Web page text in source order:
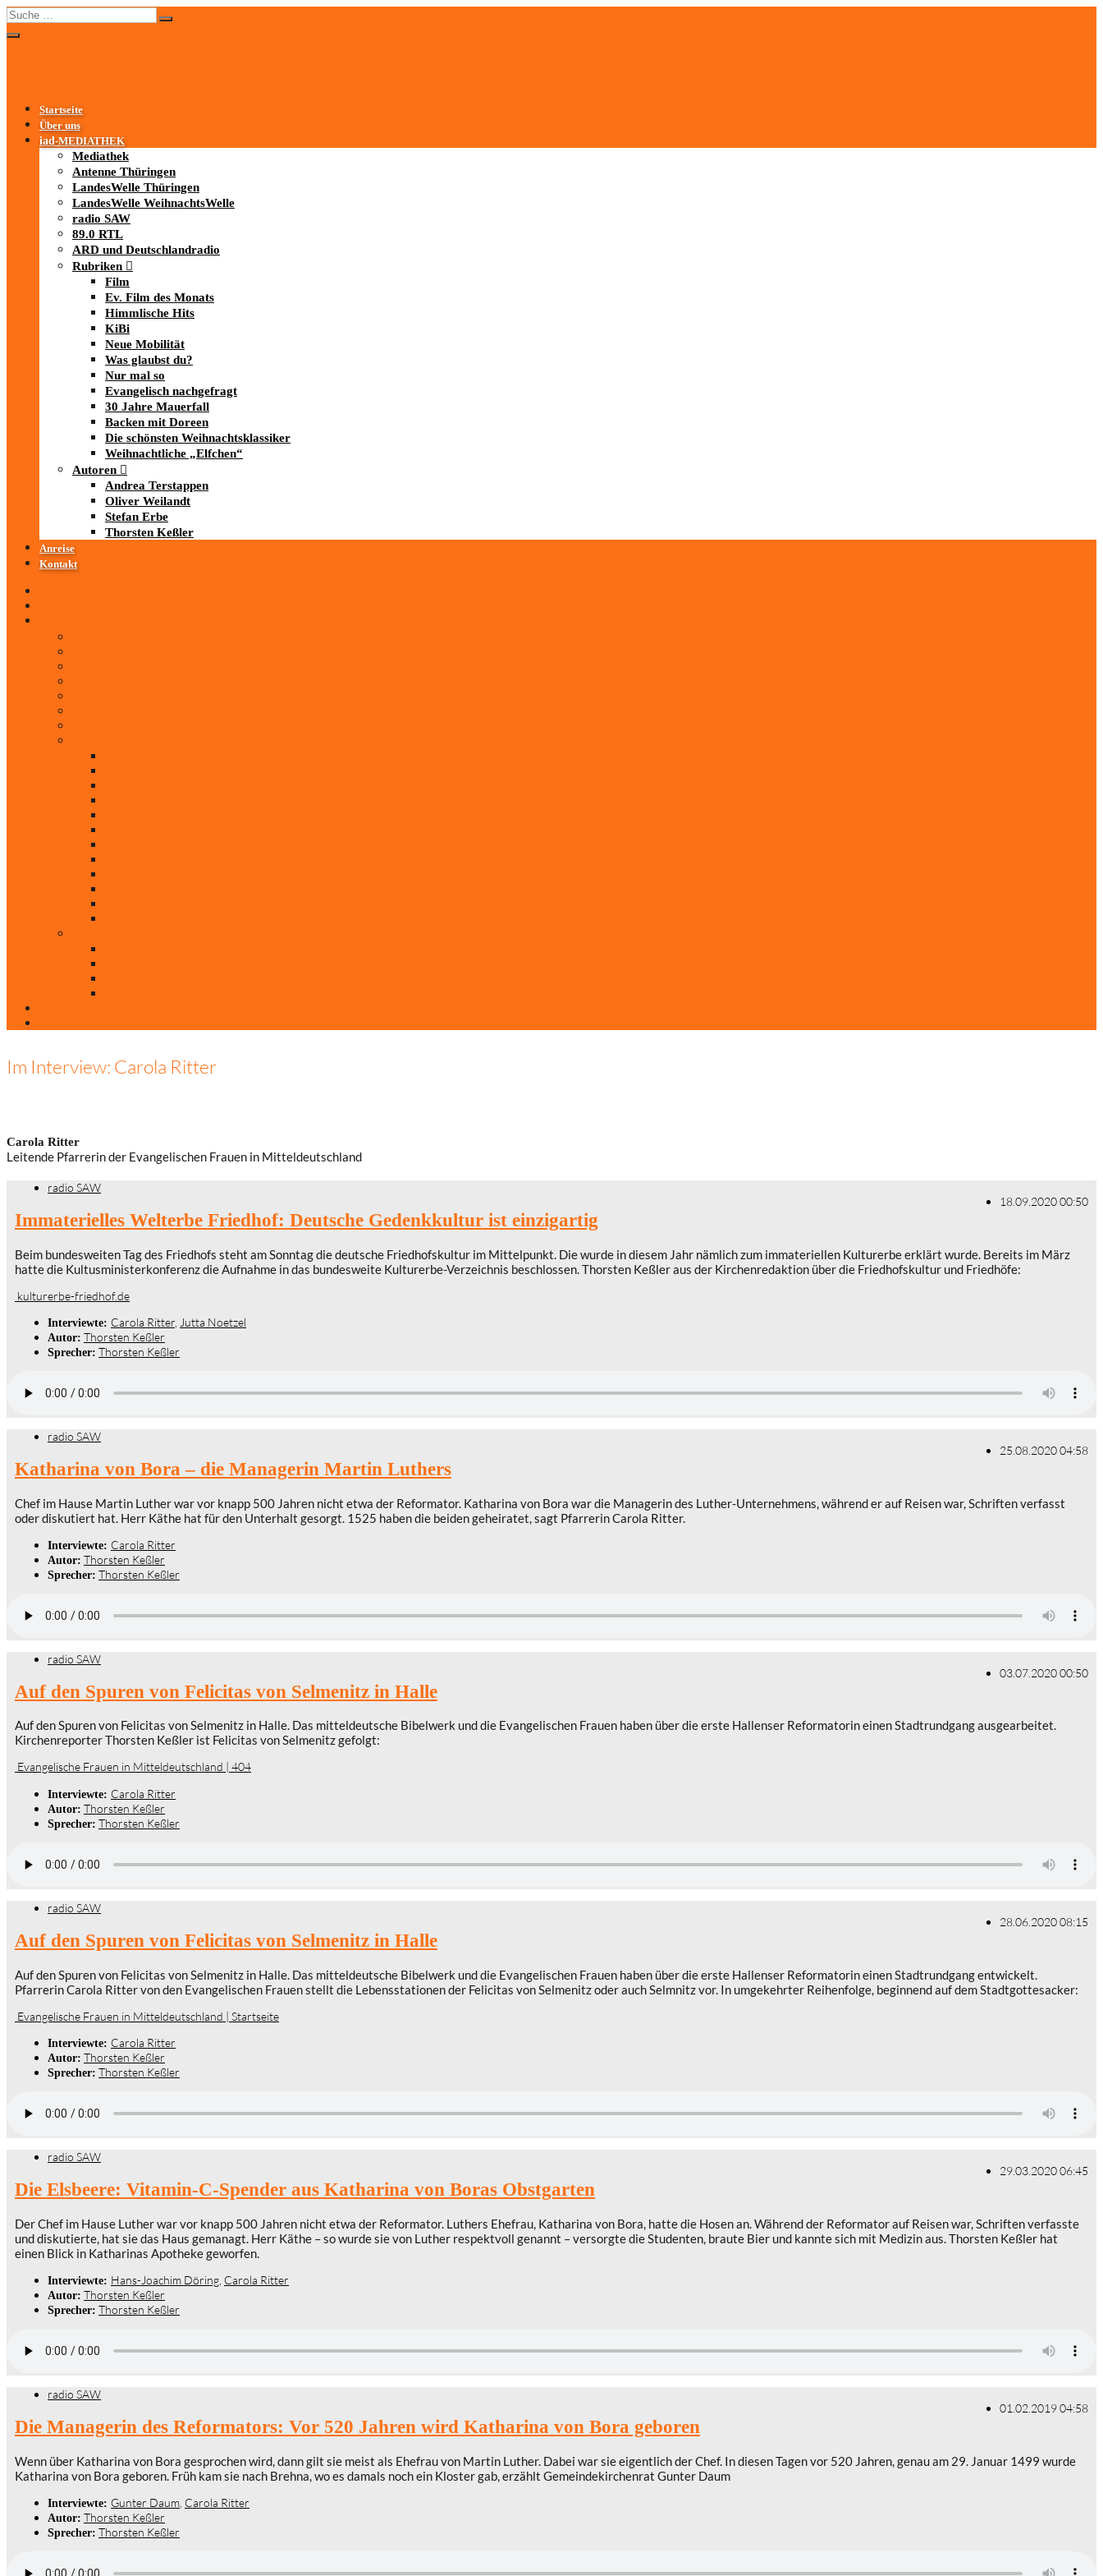
Startseite
Über uns
iad-MEDIATHEK
Mediathek
Antenne Thüringen
LandesWelle Thüringen
LandesWelle WeihnachtsWelle
radio SAW
89.0 RTL
ARD und Deutschlandradio
Rubriken
Film
Ev. Film des Monats
Himmlische Hits
KiBi
Neue Mobilität
Was glaubst du?
Nur mal so
Evangelisch nachgefragt
30 Jahre Mauerfall
Backen mit Doreen
Die schönsten Weihnachtsklassiker
Weihnachtliche „Elfchen“
Autoren
Andrea Terstappen
Oliver Weilandt
Stefan Erbe
Thorsten Keßler
Anreise
Kontakt
Im Interview: Carola Ritter
Carola Ritter
Leitende Pfarrerin der Evangelischen Frauen in Mitteldeutschland
radio SAW
18.09.2020 00:50
Immaterielles Welterbe Friedhof: Deutsche Gedenkkultur ist einzigartig
Beim bundesweiten Tag des Friedhofs steht am Sonntag die deutsche Friedhofskultur im Mittelpunkt. Die wurde in diesem Jahr nämlich zum immateriellen Kulturerbe erklärt wurde. Bereits im März
hatte die Kultusministerkonferenz die Aufnahme in das bundesweite Kulturerbe-Verzeichnis beschlossen. Thorsten Keßler aus der Kirchenredaktion über die Friedhofskultur und Friedhöfe:
kulturerbe-friedhof.de
Interviewte: Carola Ritter Jutta Noetzel
Autor: Thorsten Keßler
Sprecher: Thorsten Keßler
radio SAW
25.08.2020 04:58
Katharina von Bora – die Managerin Martin Luthers
Chef im Hause Martin Luther war vor knapp 500 Jahren nicht etwa der Reformator. Katharina von Bora war die Managerin des Luther-Unternehmens, während er auf Reisen war, Schriften verfasst
oder diskutiert hat. Herr Käthe hat für den Unterhalt gesorgt. 1525 haben die beiden geheiratet, sagt Pfarrerin Carola Ritter.
Interviewte: Carola Ritter
Autor: Thorsten Keßler
Sprecher: Thorsten Keßler
radio SAW
03.07.2020 00:50
Auf den Spuren von Felicitas von Selmenitz in Halle
Auf den Spuren von Felicitas von Selmenitz in Halle. Das mitteldeutsche Bibelwerk und die Evangelischen Frauen haben über die erste Hallenser Reformatorin einen Stadtrundgang ausgearbeitet.
Kirchenreporter Thorsten Keßler ist Felicitas von Selmenitz gefolgt:
Evangelische Frauen in Mitteldeutschland | 404
Interviewte: Carola Ritter
Autor: Thorsten Keßler
Sprecher: Thorsten Keßler
radio SAW
28.06.2020 08:15
Auf den Spuren von Felicitas von Selmenitz in Halle
Auf den Spuren von Felicitas von Selmenitz in Halle. Das mitteldeutsche Bibelwerk und die Evangelischen Frauen haben über die erste Hallenser Reformatorin einen Stadtrundgang entwickelt.
Pfarrerin Carola Ritter von den Evangelischen Frauen stellt die Lebensstationen der Felicitas von Selmenitz oder auch Selmnitz vor. In umgekehrter Reihenfolge, beginnend auf dem Stadtgottesacker:
Evangelische Frauen in Mitteldeutschland | Startseite
Interviewte: Carola Ritter
Autor: Thorsten Keßler
Sprecher: Thorsten Keßler
radio SAW
29.03.2020 06:45
Die Elsbeere: Vitamin-C-Spender aus Katharina von Boras Obstgarten
Der Chef im Hause Luther war vor knapp 500 Jahren nicht etwa der Reformator. Luthers Ehefrau, Katharina von Bora, hatte die Hosen an. Während der Reformator auf Reisen war, Schriften verfasste
und diskutierte, hat sie das Haus gemanagt. Herr Käthe – so wurde sie von Luther respektvoll genannt – versorgte die Studenten, braute Bier und kannte sich mit Medizin aus. Thorsten Keßler hat
einen Blick in Katharinas Apotheke geworfen.
Interviewte: Hans-Joachim Döring Carola Ritter
Autor: Thorsten Keßler
Sprecher: Thorsten Keßler
radio SAW
01.02.2019 04:58
Die Managerin des Reformators: Vor 520 Jahren wird Katharina von Bora geboren
Wenn über Katharina von Bora gesprochen wird, dann gilt sie meist als Ehefrau von Martin Luther. Dabei war sie eigentlich der Chef. In diesen Tagen vor 520 Jahren, genau am 29. Januar 1499 wurde
Katharina von Bora geboren. Früh kam sie nach Brehna, wo es damals noch ein Kloster gab, erzählt Gemeindekirchenrat Gunter Daum
Interviewte: Gunter Daum Carola Ritter
Autor: Thorsten Keßler
Sprecher: Thorsten Keßler